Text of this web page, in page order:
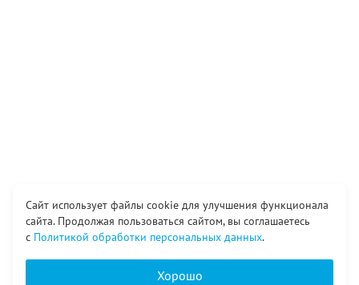
Сайт использует файлы cookie для улучшения функционала
сайта. Продолжая пользоваться сайтом, вы соглашаетесь
с Политикой обработки персональных данных.
Хорошо